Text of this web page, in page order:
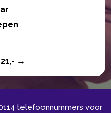
→
telefoonnummers voor